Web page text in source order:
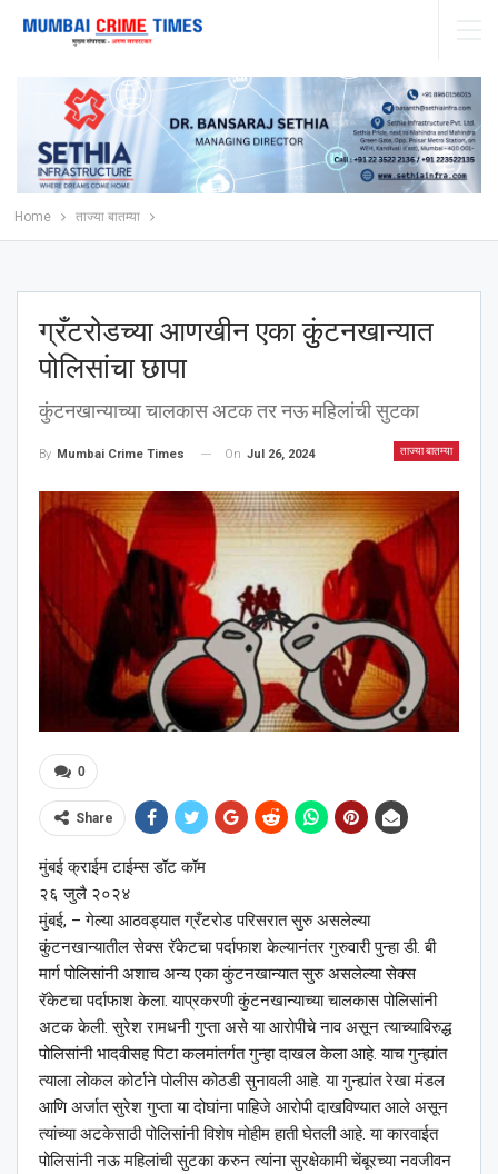
Home ताज्या बातम्या
ग्रँटरोडच्या आणखीन एका कुुंटनखान्यात
पोलिसांचा छापा
कुंटनखान्याच्या चालकास अटक तर नऊ महिलांची सुटका
ताज्या बातम्या
By Mumbai Crime Times On Jul 26, 2024
0
Share
मुंबई क्राईम टाईम्स डॉट कॉम
२६ जुलै २०२४
मुंबई, – गेल्या आठवड्यात ग्रँटरोड परिसरात सुरु असलेल्या
कुंटनखान्यातील सेक्स रॅकेटचा पर्दाफाश केल्यानंतर गुरुवारी पुन्हा डी. बी
मार्ग पोलिसांनी अशाच अन्य एका कुंटनखान्यात सुरु असलेल्या सेक्स
रॅकेटचा पर्दाफाश केला. याप्रकरणी कुंटनखान्याच्या चालकास पोलिसांनी
अटक केली. सुरेश रामधनी गुप्ता असे या आरोपीचे नाव असून त्याच्याविरुद्ध
पोलिसांनी भादवीसह पिटा कलमांतर्गत गुन्हा दाखल केला आहे. याच गुन्ह्यांत
त्याला लोकल कोर्टाने पोलीस कोठडी सुनावली आहे. या गुन्ह्यांत रेखा मंडल
आणि अर्जात सुरेश गुप्ता या दोघांना पाहिजे आरोपी दाखविण्यात आले असून
त्यांच्या अटकेसाठी पोलिसांनी विशेष मोहीम हाती घेतली आहे. या कारवाईत
पोलिसांनी नऊ महिलांची सुटका करुन त्यांना सुरक्षेकामी चेंबूरच्या नवजीवन